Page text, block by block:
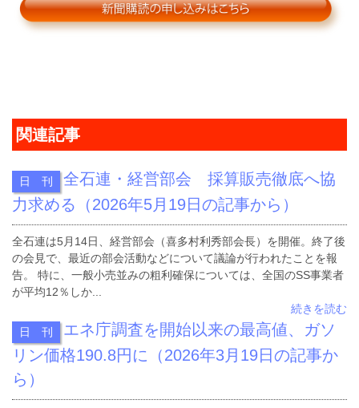
関連記事
日 刊
全石連・経営部会 採算販売徹底へ協
力求める（2026年5月19日の記事から）
全石連は5月14日、経営部会（喜多村利秀部会長）を開催。終了後
の会見で、最近の部会活動などについて議論が行われたことを報
告。 特に、一般小売並みの粗利確保については、全国のSS事業者
が平均12％しか...
続きを読む
日 刊
エネ庁調査を開始以来の最高値、ガソ
リン価格190.8円に（2026年3月19日の記事か
ら）